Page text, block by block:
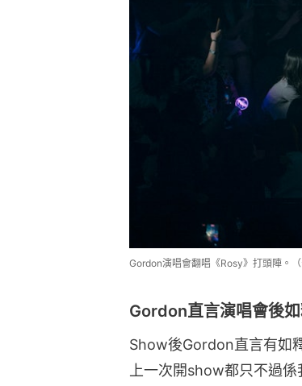
Gordon演唱會翻唱《Rosy》打頭陣。（
Gordon直言演唱會後
Show後Gordon直言有如
上一次開show都只不過